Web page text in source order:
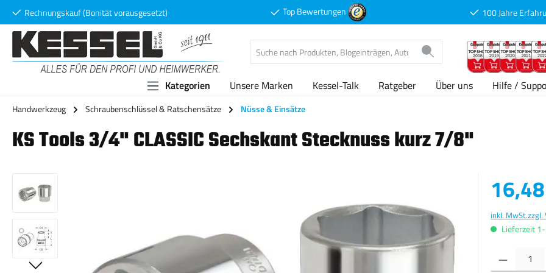
Hauptinhalt springen
Zur Suche springen
Zur Hauptnavigation springen
Rechnungskauf (Bonität vorausgesetzt) Top Bewertungen 100 Jahre
Kategorien Unsere Marken Kessel-Talk Ratgeber Über uns Hilfe /
Handwerkzeug Schraubenschlüssel & Ratschensätze Nüsse & Einsätze
KS Tools 3/4" CLASSIC Sechskant Stecknuss kurz 7/8"
Verkaufspreis:
inkl. MwSt.zzgl.
Lieferzeit
Produkt Anzahl: